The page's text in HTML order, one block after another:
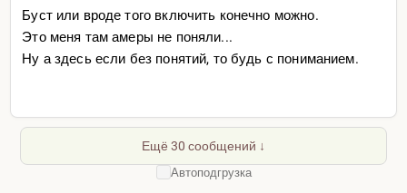
Буст или вроде того включить конечно можно.
Это меня там амеры не поняли...
Ну а здесь если без понятий, то будь с пониманием.
Ещё 30 сообщений ↓
Автоподгрузка